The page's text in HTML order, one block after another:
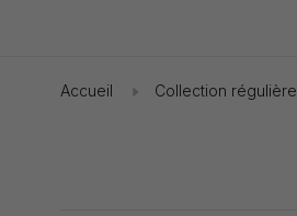
Accueil Collection régulière